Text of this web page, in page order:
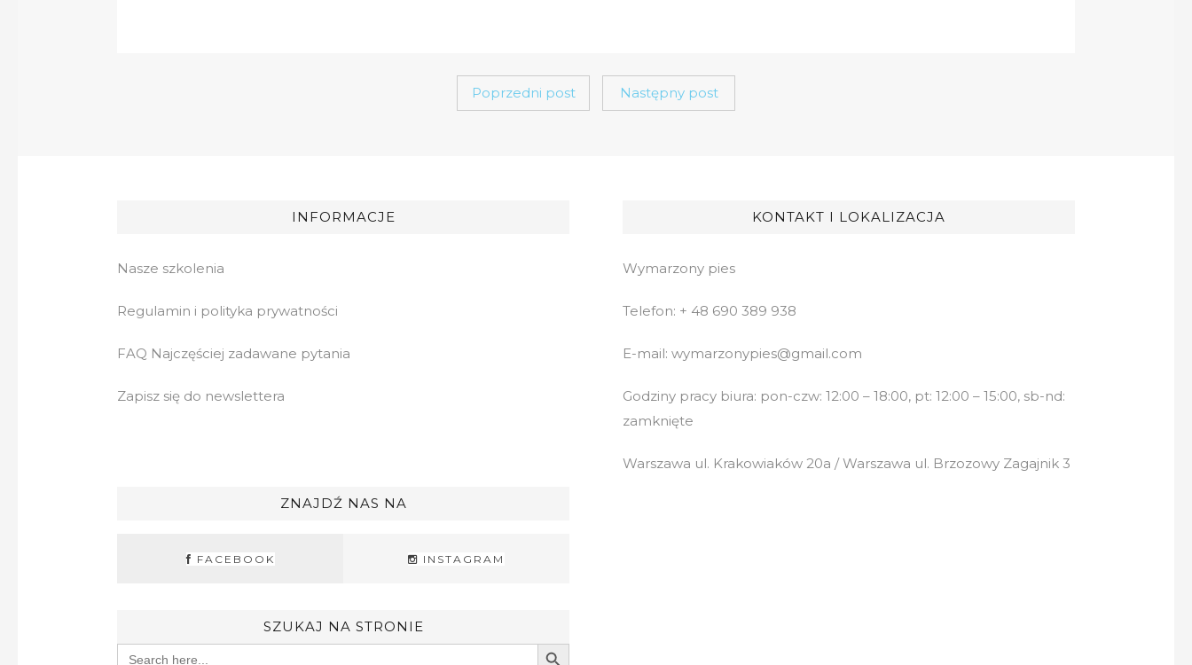
Poprzedni post Następny post
INFORMACJE
Nasze szkolenia
Regulamin i polityka prywatności
FAQ Najczęściej zadawane pytania
Zapisz się do newslettera
ZNAJDŹ NAS NA
FACEBOOK INSTAGRAM
SZUKAJ NA STRONIE
Search
Search Button
KONTAKT I LOKALIZACJA
Wymarzony pies
Telefon: + 48 690 389 938
E-mail: wymarzonypies@gmail.com
Godziny pracy biura: pon-czw: 12:00 – 18:00, pt: 12:00 – 15:00, sb-nd:
zamknięte
Warszawa ul. Krakowiaków 20a / Warszawa ul. Brzozowy Zagajnik 3